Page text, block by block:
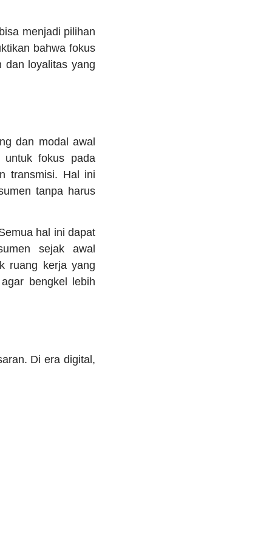
menjadi pilihan
bahwa fokus
dan loyalitas yang
dan modal awal
fokus pada
transmisi. Hal ini
tanpa harus
hal ini dapat
sejak awal
ruang kerja yang
bengkel lebih
Di era digital,